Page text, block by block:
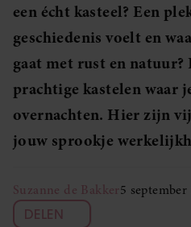
een écht kasteel? Een
geschiedenis voelt en
gaat met rust en
prachtige kastelen waar
overnachten. Hier zijn
jouw sprookje
Suzanne de Bakker5 september
DELEN